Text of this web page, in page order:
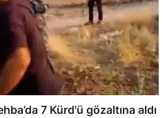
7 Kürd'ü gözaltına aldı